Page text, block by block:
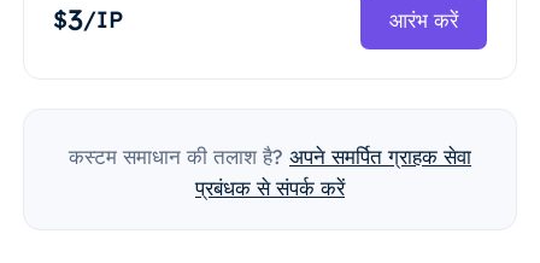
$3/IP आरंभ करें
कस्टम समाधान की तलाश है? अपने समर्पित ग्राहक सेवा
प्रबंधक से संपर्क करें